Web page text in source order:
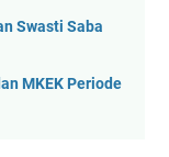
Swasti Saba
MKEK Periode